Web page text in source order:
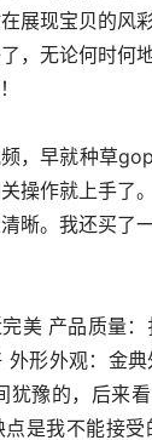
展现宝贝的风
，无论何时何
操作就上手了
晰。我还买了
外形外观：金
犹豫的，后来
是我不能接